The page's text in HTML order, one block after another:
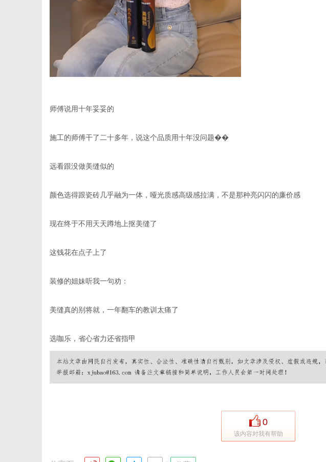
师傅说用十年妥妥的
施工的师傅干了二十多年，说这个品质用十年没问题��
远看跟没做美缝似的
颜色选得跟瓷砖几乎融为一体，哑光质感高级感拉满，不是那种亮闪闪的廉价感
现在终于不用天天蹲地上抠美缝了
这钱花在点子上了
装修的姐妹听我一句劝：
美缝真的别将就，一年翻车的教训太痛了
选咖乐，省心省力还省指甲
0
该内容对我有帮助